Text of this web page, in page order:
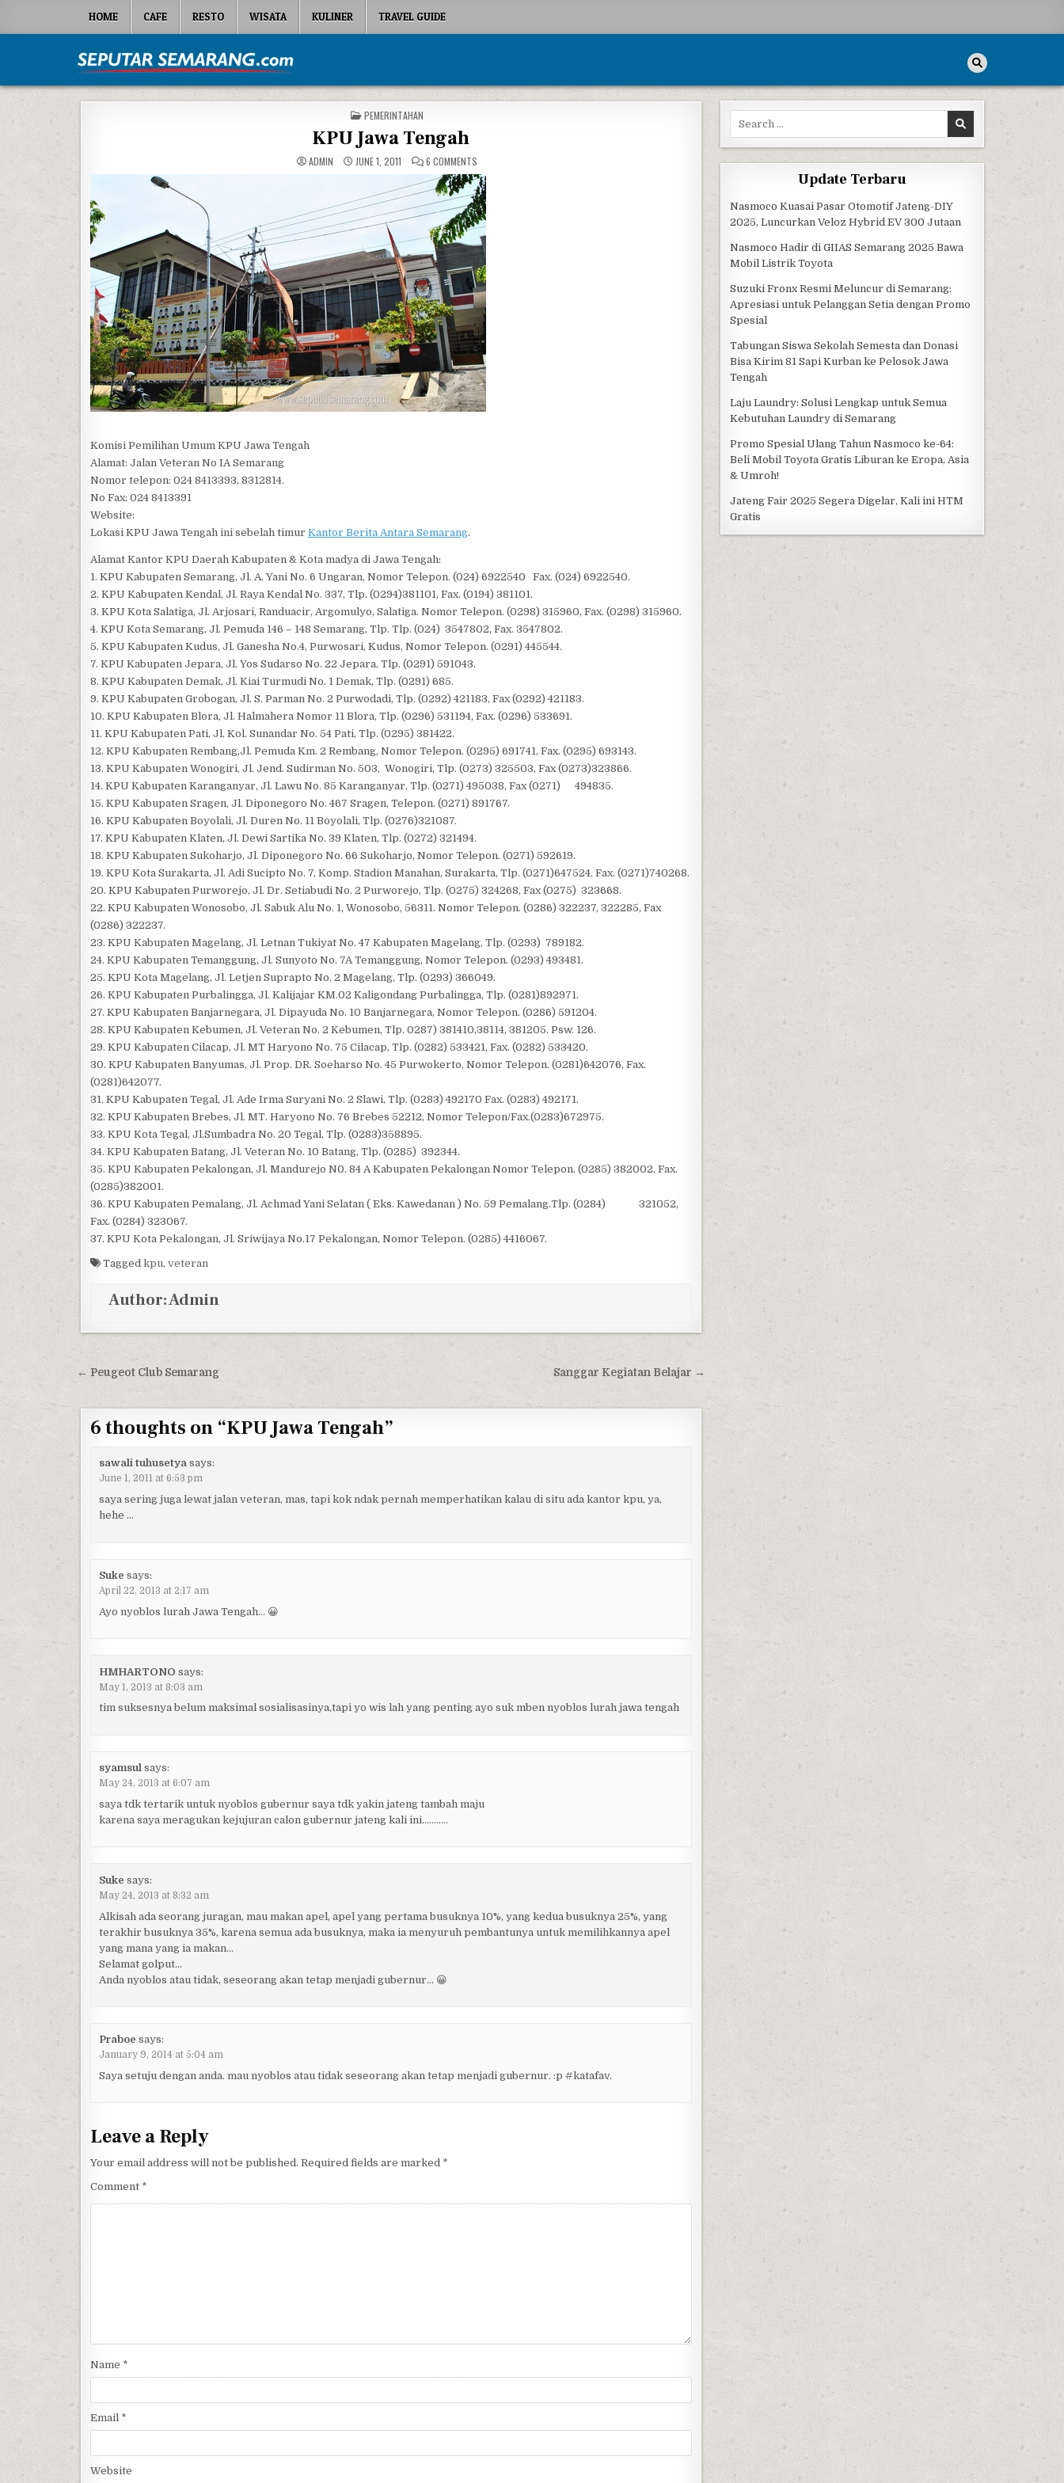
HOME CAFE RESTO WISATA KULINER TRAVEL GUIDE
Seputar Semarang
POSTED IN
PEMERINTAHAN
KPU Jawa Tengah
ADMIN JUNE 1, 2011 6 COMMENTSON KPU JAWA TENGAH
Komisi Pemilihan Umum KPU Jawa Tengah
Alamat: Jalan Veteran No IA Semarang
Nomor telepon: 024 8413393, 8312814.
No Fax: 024 8413391
Website:
Lokasi KPU Jawa Tengah ini sebelah timur Kantor Berita Antara Semarang.
Alamat Kantor KPU Daerah Kabupaten & Kota madya di Jawa Tengah:
1. KPU Kabupaten Semarang, Jl. A. Yani No. 6 Ungaran, Nomor Telepon. (024) 6922540 Fax. (024) 6922540.
2. KPU Kabupaten Kendal, Jl. Raya Kendal No. 337, Tlp. (0294)381101, Fax. (0194) 381101.
3. KPU Kota Salatiga, Jl. Arjosari, Randuacir, Argomulyo, Salatiga. Nomor Telepon. (0298) 315960, Fax. (0298) 315960.
4. KPU Kota Semarang, Jl. Pemuda 146 – 148 Semarang, Tlp. Tlp. (024) 3547802, Fax. 3547802.
5. KPU Kabupaten Kudus, Jl. Ganesha No.4, Purwosari, Kudus, Nomor Telepon. (0291) 445544.
7. KPU Kabupaten Jepara, Jl. Yos Sudarso No. 22 Jepara, Tlp. (0291) 591043.
8. KPU Kabupaten Demak, Jl. Kiai Turmudi No. 1 Demak, Tlp. (0291) 685.
9. KPU Kabupaten Grobogan, Jl. S. Parman No. 2 Purwodadi, Tlp. (0292) 421183, Fax (0292) 421183.
10. KPU Kabupaten Blora, Jl. Halmahera Nomor 11 Blora, Tlp. (0296) 531194, Fax. (0296) 533691.
11. KPU Kabupaten Pati, Jl. Kol. Sunandar No. 54 Pati, Tlp. (0295) 381422.
12. KPU Kabupaten Rembang,Jl. Pemuda Km. 2 Rembang, Nomor Telepon. (0295) 691741, Fax. (0295) 693143.
13. KPU Kabupaten Wonogiri, Jl. Jend. Sudirman No. 503, Wonogiri, Tlp. (0273) 325503, Fax (0273)323866.
14. KPU Kabupaten Karanganyar, Jl. Lawu No. 85 Karanganyar, Tlp. (0271) 495038, Fax (0271) 494835.
15. KPU Kabupaten Sragen, Jl. Diponegoro No. 467 Sragen, Telepon. (0271) 891767.
16. KPU Kabupaten Boyolali, Jl. Duren No. 11 Boyolali, Tlp. (0276)321087.
17. KPU Kabupaten Klaten, Jl. Dewi Sartika No. 39 Klaten, Tlp. (0272) 321494.
18. KPU Kabupaten Sukoharjo, Jl. Diponegoro No. 66 Sukoharjo, Nomor Telepon. (0271) 592619.
19. KPU Kota Surakarta, Jl. Adi Sucipto No. 7, Komp. Stadion Manahan, Surakarta, Tlp. (0271)647524, Fax. (0271)740268.
20. KPU Kabupaten Purworejo, Jl. Dr. Setiabudi No. 2 Purworejo, Tlp. (0275) 324268, Fax (0275) 323668.
22. KPU Kabupaten Wonosobo, Jl. Sabuk Alu No. 1, Wonosobo, 56311. Nomor Telepon. (0286) 322237, 322285, Fax
(0286) 322237.
23. KPU Kabupaten Magelang, Jl. Letnan Tukiyat No. 47 Kabupaten Magelang, Tlp. (0293) 789182.
24. KPU Kabupaten Temanggung, Jl. Sunyoto No. 7A Temanggung, Nomor Telepon. (0293) 493481.
25. KPU Kota Magelang, Jl. Letjen Suprapto No. 2 Magelang, Tlp. (0293) 366049.
26. KPU Kabupaten Purbalingga, Jl. Kalijajar KM.02 Kaligondang Purbalingga, Tlp. (0281)892971.
27. KPU Kabupaten Banjarnegara, Jl. Dipayuda No. 10 Banjarnegara, Nomor Telepon. (0286) 591204.
28. KPU Kabupaten Kebumen, Jl. Veteran No. 2 Kebumen, Tlp. 0287) 381410,38114, 381205. Psw. 126.
29. KPU Kabupaten Cilacap, Jl. MT Haryono No. 75 Cilacap, Tlp. (0282) 533421, Fax. (0282) 533420.
30. KPU Kabupaten Banyumas, Jl. Prop. DR. Soeharso No. 45 Purwokerto, Nomor Telepon. (0281)642076, Fax.
(0281)642077.
31. KPU Kabupaten Tegal, Jl. Ade Irma Suryani No. 2 Slawi, Tlp. (0283) 492170 Fax. (0283) 492171.
32. KPU Kabupaten Brebes, Jl. MT. Haryono No. 76 Brebes 52212, Nomor Telepon/Fax.(0283)672975.
33. KPU Kota Tegal, Jl.Sumbadra No. 20 Tegal, Tlp. (0283)358895.
34. KPU Kabupaten Batang, Jl. Veteran No. 10 Batang, Tlp. (0285) 392344.
35. KPU Kabupaten Pekalongan, Jl. Mandurejo N0. 84 A Kabupaten Pekalongan Nomor Telepon. (0285) 382002, Fax.
(0285)382001.
36. KPU Kabupaten Pemalang, Jl. Achmad Yani Selatan ( Eks. Kawedanan ) No. 59 Pemalang.Tlp. (0284) 321052,
Fax. (0284) 323067.
37. KPU Kota Pekalongan, Jl. Sriwijaya No.17 Pekalongan, Nomor Telepon. (0285) 4416067.
Tagged kpu, veteran
Author:Admin
Post navigation Sanggar Kegiatan Belajar →
← Peugeot Club Semarang
6 thoughts on “KPU Jawa Tengah”
sawali tuhusetya says:
June 1, 2011 at 6:53 pm
saya sering juga lewat jalan veteran, mas, tapi kok ndak pernah memperhatikan kalau di situ ada kantor kpu, ya,
hehe …
Suke says:
April 22, 2013 at 2:17 am
Ayo nyoblos lurah Jawa Tengah… 😀
HMHARTONO says:
May 1, 2013 at 8:03 am
tim suksesnya belum maksimal sosialisasinya,tapi yo wis lah yang penting ayo suk mben nyoblos lurah jawa tengah
syamsul says:
May 24, 2013 at 6:07 am
saya tdk tertarik untuk nyoblos gubernur saya tdk yakin jateng tambah maju
karena saya meragukan kejujuran calon gubernur jateng kali ini………..
Suke says:
May 24, 2013 at 8:32 am
Alkisah ada seorang juragan, mau makan apel, apel yang pertama busuknya 10%, yang kedua busuknya 25%, yang
terakhir busuknya 35%, karena semua ada busuknya, maka ia menyuruh pembantunya untuk memilihkannya apel
yang mana yang ia makan…
Selamat golput…
Anda nyoblos atau tidak, seseorang akan tetap menjadi gubernur… 😀
Praboe says:
January 9, 2014 at 5:04 am
Saya setuju dengan anda. mau nyoblos atau tidak seseorang akan tetap menjadi gubernur. :p #katafav.
Leave a Reply
Your email address will not be published. Required fields are marked *
Comment *
Name *
Email *
Website
Search for:
Update Terbaru
Nasmoco Kuasai Pasar Otomotif Jateng-DIY
2025, Luncurkan Veloz Hybrid EV 300 Jutaan
Nasmoco Hadir di GIIAS Semarang 2025 Bawa
Mobil Listrik Toyota
Suzuki Fronx Resmi Meluncur di Semarang:
Apresiasi untuk Pelanggan Setia dengan Promo
Spesial
Tabungan Siswa Sekolah Semesta dan Donasi
Bisa Kirim 81 Sapi Kurban ke Pelosok Jawa
Tengah
Laju Laundry: Solusi Lengkap untuk Semua
Kebutuhan Laundry di Semarang
Promo Spesial Ulang Tahun Nasmoco ke-64:
Beli Mobil Toyota Gratis Liburan ke Eropa, Asia
& Umroh!
Jateng Fair 2025 Segera Digelar, Kali ini HTM
Gratis